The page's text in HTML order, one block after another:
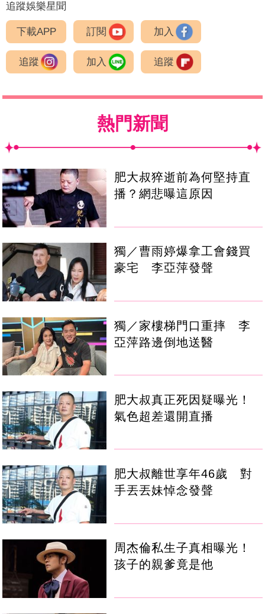
追蹤娛樂星聞
下載APP 訂閱 加入
追蹤 加入 追蹤
熱門新聞
肥大叔猝逝前為何堅持直
播？網悲曝這原因
獨／曹雨婷爆拿工會錢買
豪宅 李亞萍發聲
獨／家樓梯門口重摔 李
亞萍路邊倒地送醫
肥大叔真正死因疑曝光！
氣色超差還開直播
肥大叔離世享年46歲 對
手丟丟妹悼念發聲
周杰倫私生子真相曝光！
孩子的親爹竟是他